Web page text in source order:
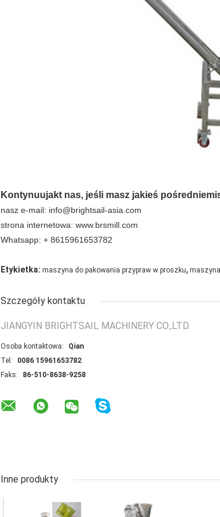
Kontynuujakt nas, jeśli masz jakieś pośredniemi
nasz e-mail: info@brightsail-asia.com
strona internetowa: www.brsmill.com
Whatsapp: + 8615961653782
Etykietka: maszyna do pakowania przypraw w proszku,
Szczegóły kontaktu
JIANGYIN BRIGHTSAIL MACHINERY CO.,LTD.
Osoba kontaktowa:
Qian
Tel:
0086 15961653782
Faks:
86-510-8638-9258
Inne produkty